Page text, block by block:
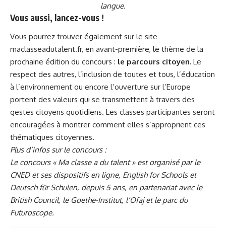
langue.
Vous aussi, lancez-vous !
Vous pourrez trouver également sur le site
maclasseadutalent.fr, en avant-première, le thème de la
prochaine édition du concours : le parcours citoyen. Le
respect des autres, l’inclusion de toutes et tous, l’éducation
à l’environnement ou encore l’ouverture sur l’Europe
portent des valeurs qui se transmettent à travers des
gestes citoyens quotidiens. Les classes participantes seront
encouragées à montrer comment elles s’approprient ces
thématiques citoyennes.
Plus d’infos sur le concours :
Le concours « Ma classe a du talent » est organisé par le
CNED et ses dispositifs en ligne, English for Schools et
Deutsch für Schulen, depuis 5 ans, en partenariat avec le
British Council, le Goethe-Institut, l’Ofaj et le parc du
Futuroscope.